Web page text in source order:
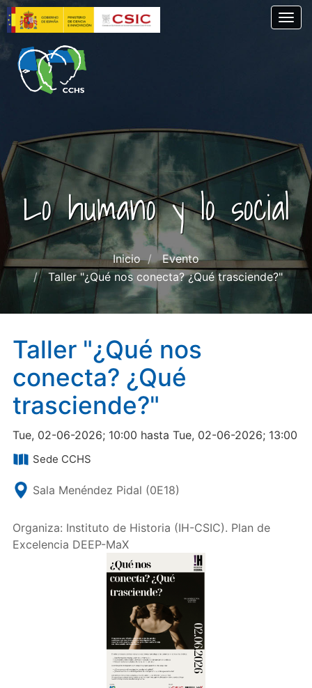
Skip
to
main
content
Lo humano y lo social
Inicio
Evento
Taller "¿Qué nos conecta? ¿Qué trasciende?"
Taller "¿Qué nos
conecta? ¿Qué
trasciende?"
Tue, 02-06-2026; 10:00 hasta Tue, 02-06-2026; 13:00
Sede CCHS
Sala Menéndez Pidal (0E18)
Organiza: Instituto de Historia (IH-CSIC). Plan de
Excelencia DEEP-MaX